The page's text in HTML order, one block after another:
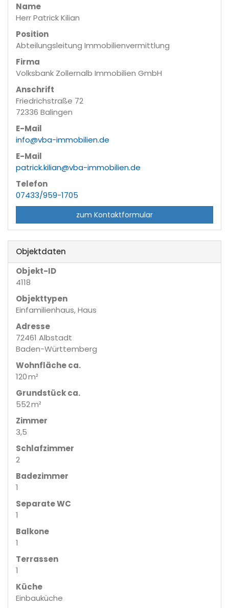
Name
Herr Patrick Kilian
Position
Abteilungsleitung Immobilienvermittlung
Firma
Volksbank Zollernalb Immobilien GmbH
Anschrift
Friedrichstraße 72
72336 Balingen
E-Mail
info@vba-immobilien.de
E-Mail
patrick.kilian@vba-immobilien.de
Telefon
07433/959-1705
zum Kontaktformular
Objektdaten
Objekt-ID
4118
Objekttypen
Einfamilienhaus, Haus
Adresse
72461 Albstadt
Baden-Württemberg
Wohnfläche ca.
120 m²
Grund­stück ca.
552 m²
Zimmer
3,5
Schlafzimmer
2
Badezimmer
1
Separate WC
1
Balkone
1
Terrassen
1
Küche
Einbauküche